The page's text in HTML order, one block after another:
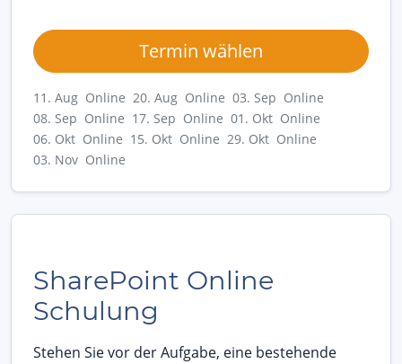
Termin wählen
11. Aug Online 20. Aug Online 03. Sep Online
08. Sep Online 17. Sep Online 01. Okt Online
06. Okt Online 15. Okt Online 29. Okt Online
03. Nov Online
SharePoint Online
Schulung
Stehen Sie vor der Aufgabe, eine bestehende